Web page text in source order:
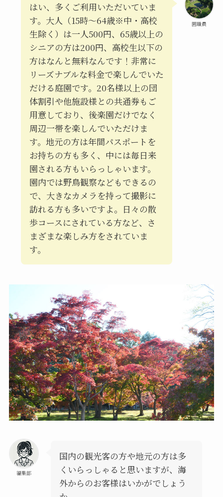
園職員
はい、多くご利用いただいていま
す。大人（15時～64歳※中・高校
生除く）は一人500円、65歳以上の
シニアの方は200円、高校生以下の
方はなんと無料なんです！非常に
リーズナブルな料金で楽しんでいた
だける庭園です。20名様以上の団
体割引や他施設様との共通券もご
用意しており、後楽園だけでなく
周辺一帯を楽しんでいただけま
す。地元の方は年間パスポートを
お持ちの方も多く、中には毎日来
園される方もいらっしゃいます。
園内では野鳥観察などもできるの
で、大きなカメラを持って撮影に
訪れる方も多いですよ。日々の散
歩コースにされている方など、さ
まざまな楽しみ方をされていま
す。
編集部
国内の観光客の方や地元の方は多
くいらっしゃると思いますが、海
外からのお客様はいかがでしょう